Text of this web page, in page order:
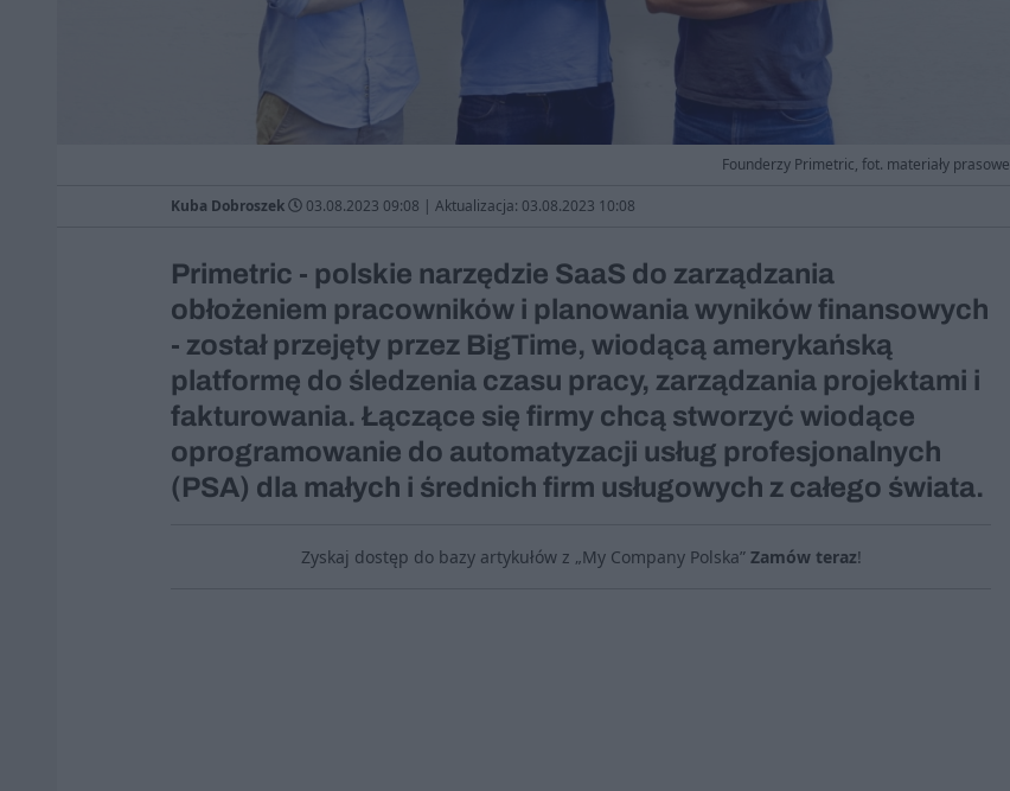
Founderzy Primetric, fot. materiały prasowe
Kuba Dobroszek 03.08.2023 09:08 | Aktualizacja: 03.08.2023 10:08
Primetric - polskie narzędzie SaaS do zarządzania
obłożeniem pracowników i planowania wyników finansowych
- został przejęty przez BigTime, wiodącą amerykańską
platformę do śledzenia czasu pracy, zarządzania projektami i
fakturowania. Łączące się firmy chcą stworzyć wiodące
oprogramowanie do automatyzacji usług profesjonalnych
(PSA) dla małych i średnich firm usługowych z całego świata.
Zyskaj dostęp do bazy artykułów z „My Company Polska” Zamów teraz!